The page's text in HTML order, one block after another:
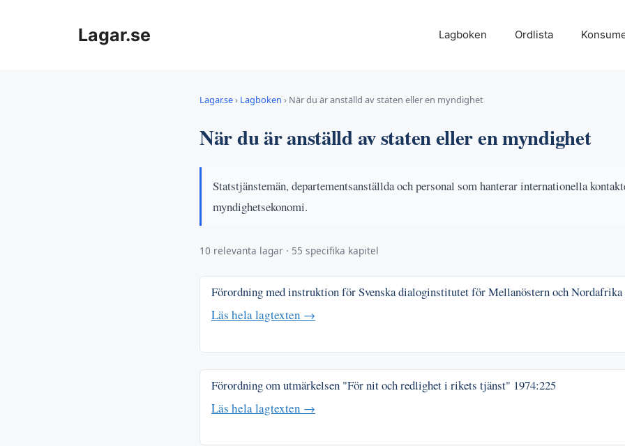
Lagar.se Lagboken Ordlista
Lagar.se› Lagboken › När du är anställd av staten eller en myndighet
När du är anställd av staten eller en myndighet
Statstjänstemän, departementsanställda och personal som hanterar internationella
myndighetsekonomi.
10 relevanta lagar · 55 specifika kapitel
Förordning med instruktion för Svenska dialoginstitutet för Mellanöstern och Nordafrika
Läs hela lagtexten →
Förordning om utmärkelsen "För nit och redlighet i rikets tjänst" 1974:225
Läs hela lagtexten →